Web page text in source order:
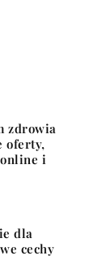
zdrowia
oferty,
i
dla
cechy